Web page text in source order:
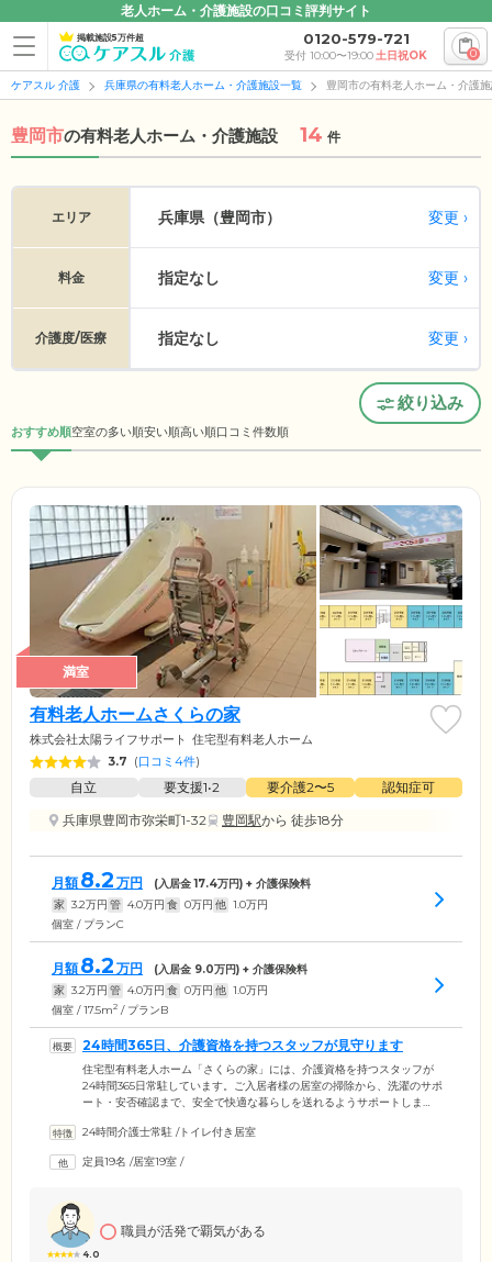
老人ホーム・介護施設の口コミ評判サイト
掲載施設5万件超 0120-579-721
受付 10:00〜19:00土日祝OK 0
ケアスル 介護 兵庫県の有料老人ホーム・介護施設一覧 豊岡市の有料老人ホーム・介護
豊岡市の有料老人ホーム・介護施設 14 件
エリア 兵庫県（豊岡市） 変更
料金 指定なし 変更
介護度/医療 指定なし 変更
絞り込み
おすすめ順空室の多い順安い順高い順口コミ件数順
満室
有料老人ホームさくらの家
株式会社太陽ライフサポート 住宅型有料老人ホーム
3.7 (口コミ4件)
自立 要支援1•2 要介護2〜5
認知症可
兵庫県豊岡市弥栄町1-32
豊岡駅から 徒歩18分
月額 8.2 万円 (入居金17.4万円) + 介護保険料
家 3.2万円 管 4.0万円 食 0万円 他 1.0万円
個室 / プランC
月額 8.2 万円 (入居金 9.0万円) + 介護保険料
家 3.2万円 管 4.0万円 食 0万円 他 1.0万円
個室 / 17.5m2 / プランB
24時間365日、介護資格を持つスタッフが見守ります
住宅型有料老人ホーム「さくらの家」には、介護資格を持つスタッフが
24時間365日常駐しています。ご入居者様の居室の掃除から、洗濯のサポ
ート・安否確認まで、安全で快適な暮らしを送れるようサポートしま
により沿ってケアいたします。各居室にはスタッフコールを設置。夜間
します。食事・入浴・排泄・着替えの介助など、介護保険サービスが必
24時間介護士常駐 /トイレ付き居室
定員19名 /居室19室 /
4.0
職員が活発で覇気がある